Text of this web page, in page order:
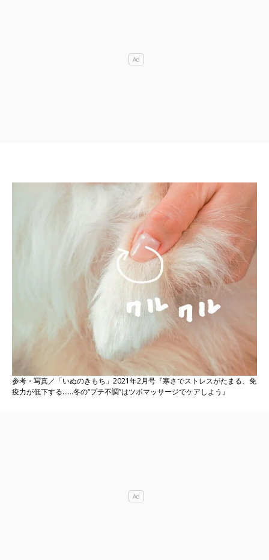
参考・写真／「いぬのきもち」2021年2月号『寒さでストレスがたまる、免
疫力が低下する……冬の“プチ不調”はツボマッサージでケアしよう』